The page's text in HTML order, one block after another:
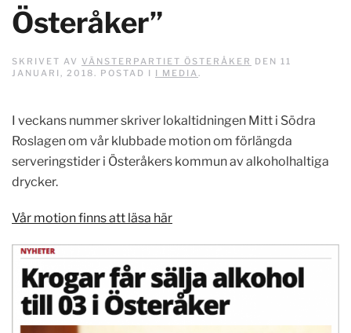
Österåker”
SKRIVET AV VÄNSTERPARTIET ÖSTERÅKER DEN 11
JANUARI, 2018. POSTAD I I MEDIA.
I veckans nummer skriver lokaltidningen Mitt i Södra
Roslagen om vår klubbade motion om förlängda
serveringstider i Österåkers kommun av alkoholhaltiga
drycker.
Vår motion finns att läsa här